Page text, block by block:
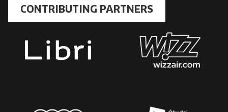
CONTRIBUTING PARTNERS